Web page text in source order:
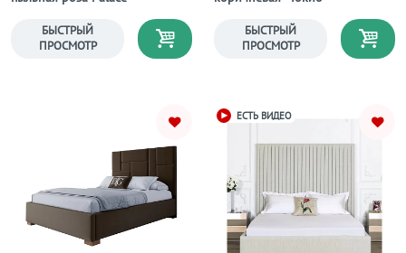
БЫСТРЫЙ
ПРОСМОТР
БЫСТРЫЙ
ПРОСМОТР
ЕСТЬ ВИДЕО